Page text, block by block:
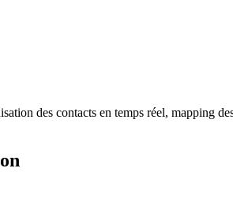
des contacts en temps réel, mapping